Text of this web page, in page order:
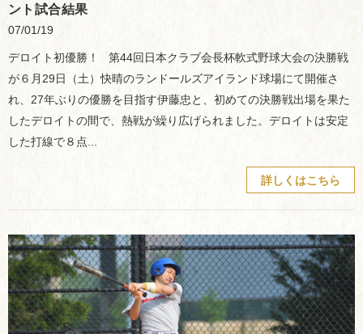
ント試合結果
07/01/19
デロイト初優勝！ 第44回日本クラブ会長杯軟式野球大会の決勝戦
が６月29日（土）快晴のランドールズアイランド球場にて開催さ
れ、27年ぶりの優勝を目指す伊藤忠と、初めての決勝戦出場を果た
したデロイトの間で、熱戦が繰り広げられました。デロイトは安定
した打線で８点...
詳しくはこちら